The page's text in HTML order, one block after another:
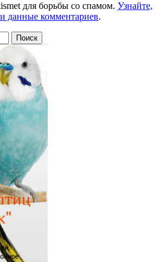
для борьбы со спамом. Узнайте,
данные комментариев.